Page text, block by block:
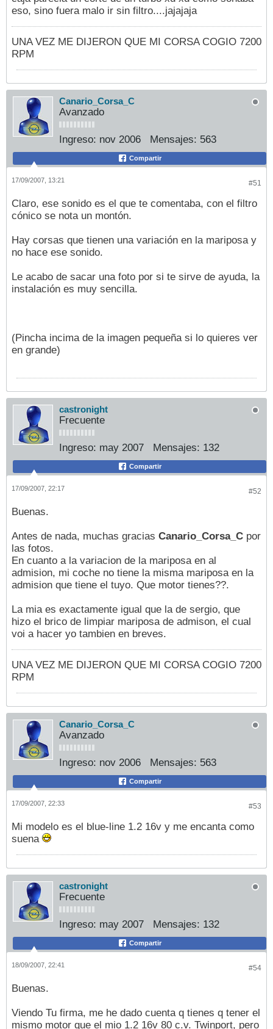
eso, sino fuera malo ir sin filtro....jajajaja
UNA VEZ ME DIJERON QUE MI CORSA COGIO 7200
RPM
Canario_Corsa_C
Avanzado
Ingreso: nov 2006 Mensajes: 563
Compartir
#51
17/09/2007, 13:21
Claro, ese sonido es el que te comentaba, con el filtro
cónico se nota un montón.
Hay corsas que tienen una variación en la mariposa y
no hace ese sonido.
Le acabo de sacar una foto por si te sirve de ayuda, la
instalación es muy sencilla.
(Pincha incima de la imagen pequeña si lo quieres ver
en grande)
castronight
Frecuente
Ingreso: may 2007 Mensajes: 132
Compartir
#52
17/09/2007, 22:17
Buenas.
Antes de nada, muchas gracias Canario_Corsa_C por
las fotos.
En cuanto a la variacion de la mariposa en al
admision, mi coche no tiene la misma mariposa en la
admision que tiene el tuyo. Que motor tienes??.
La mia es exactamente igual que la de sergio, que
hizo el brico de limpiar mariposa de admison, el cual
voi a hacer yo tambien en breves.
UNA VEZ ME DIJERON QUE MI CORSA COGIO 7200
RPM
Canario_Corsa_C
Avanzado
Ingreso: nov 2006 Mensajes: 563
Compartir
#53
17/09/2007, 22:33
Mi modelo es el blue-line 1.2 16v y me encanta como
suena
castronight
Frecuente
Ingreso: may 2007 Mensajes: 132
Compartir
#54
18/09/2007, 22:41
Buenas.
Viendo Tu firma, me he dado cuenta q tienes q tener el
mismo motor que el mio 1.2 16v 80 c.v. Twinport, pero